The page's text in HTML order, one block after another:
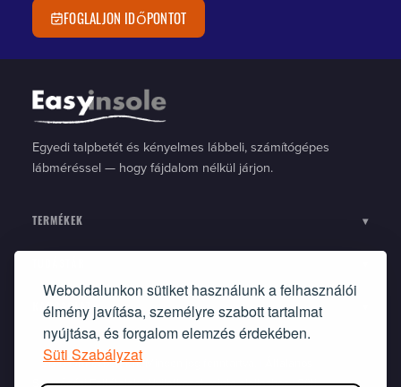
Weboldalunkon sütiket használunk a felhasználói
élmény javítása, személyre szabott tartalmat
nyújtása, és forgalom elemzés érdekében.
Süti Szabályzat
FOGLALJON IDŐPONTOT
Egyedi talpbetét és kényelmes lábbeli, számítógépes
lábméréssel — hogy fájdalom nélkül járjon.
TERMÉKEK ▾
KAPCSOLAT
©2010 Ortflexbett Kft. Minden jog fenntartva. |
Szerződési Feltételek|Nyilatkozat-minta elálláshoz|Süti